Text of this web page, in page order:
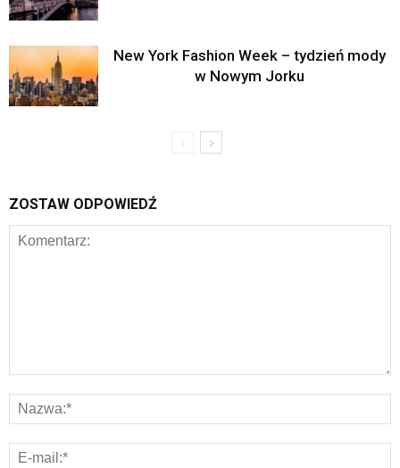
New York Fashion Week – tydzień mody
w Nowym Jorku
ZOSTAW ODPOWIEDŹ